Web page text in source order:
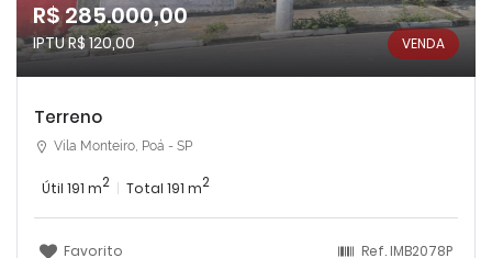
R$ 285.000,00
IPTU R$ 120,00 VENDA
Terreno
Vila Monteiro, Poá - SP
Útil 191 m2 Total 191 m2
Favorito Ref. IMB2078P